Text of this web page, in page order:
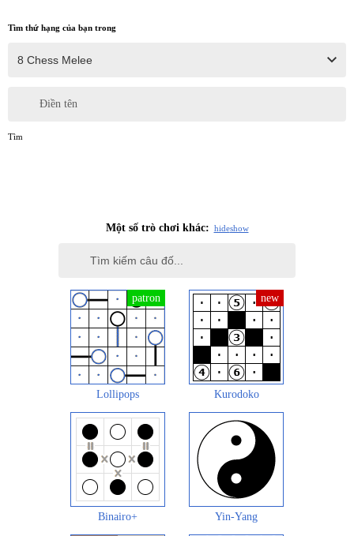
Tìm thứ hạng của bạn trong
Điền tên
Tìm
Một số trò chơi khác: hideshow
Lollipops Kurodoko
Binairo+ Yin-Yang